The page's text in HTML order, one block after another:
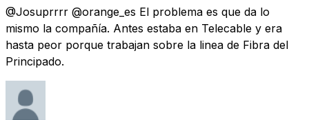
@Josuprrrr @orange_es El problema es que da lo
mismo la compañía. Antes estaba en Telecable y era
hasta peor porque trabajan sobre la linea de Fibra del
Principado.